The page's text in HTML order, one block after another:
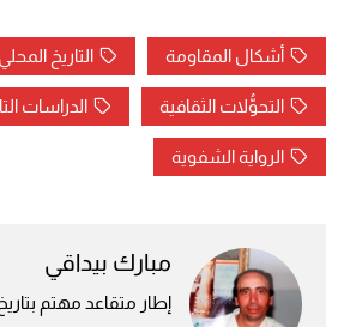
أشكال المقاومة التاريخ المحلي
التحوُّلات الثقافية الدراسات
الرواية الشفوية
مبارك بيداقي
إطار متقاعد مهتم